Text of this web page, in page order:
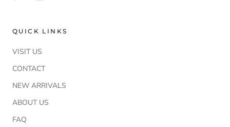
QUICK LINKS
VISIT US
CONTACT
NEW ARRIVALS
ABOUT US
FAQ